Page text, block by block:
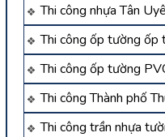
Thi công nhựa Tân
Thi công ốp tường ốp
Thi công ốp tường
Thi công Thành phố
Thi công trần nhựa